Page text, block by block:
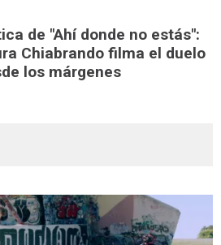
de "Ahí donde no estás":
Chiabrando filma el duelo
los márgenes